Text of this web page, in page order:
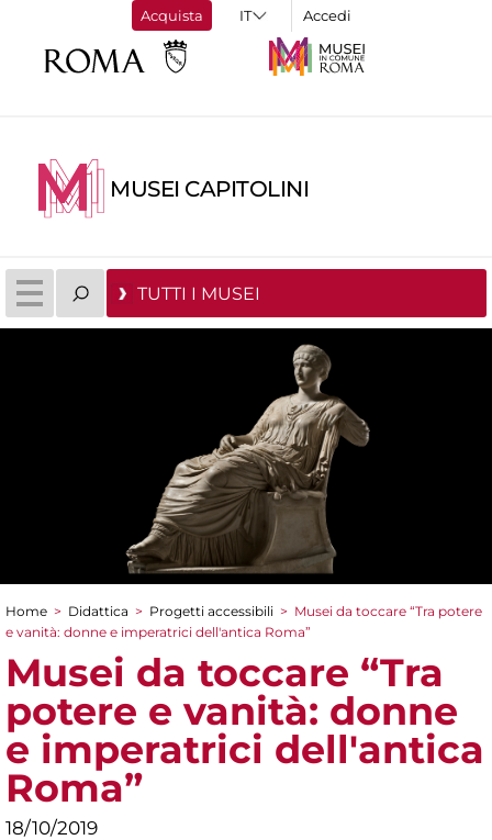
Acquista Accedi
MUSEI CAPITOLINI
TUTTI I MUSEI
Tu sei qui
Home > Didattica > Progetti accessibili > Musei da toccare “Tra potere
e vanità: donne e imperatrici dell'antica Roma”
Musei da toccare “Tra
potere e vanità: donne
e imperatrici dell'antica
Roma”
18/10/2019